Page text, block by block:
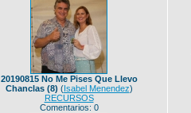
20190815 No Me Pises Que Llevo
Chanclas (8) (Isabel Menendez)
RECURSOS
Comentarios: 0